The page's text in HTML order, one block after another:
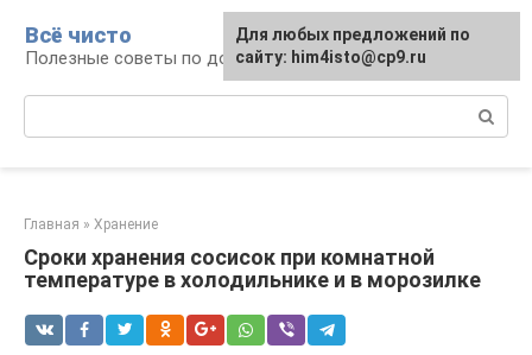
контенту
Всё чисто
Полезные советы по домоводству
Главная » Хранение
Сроки хранения сосисок при комнатной
температуре в холодильнике и в морозилке
Для любых предложений по
сайту: him4isto@cp9.ru